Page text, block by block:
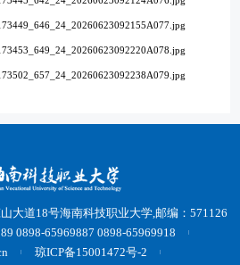
大道18号海南科技职业大学,邮编：571126
0898-65969887 0898-65969918
琼ICP备15001472号-2